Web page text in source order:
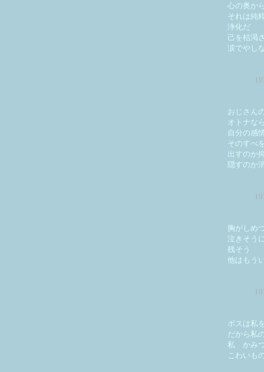
心の奥か
それは純
浄化だ
己を枯渇
涙でやし
おじさん
オトナな
自分の感
そのすべ
出すのか
隠すのか
胸がしめ
泣きそう
残そう
他はもう
ボスは私
だから私
私 かみ
こわいも